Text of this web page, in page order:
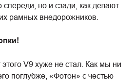
но и сзади, как делают
рамных внедорожников.
V9 хуже не стал. Как мы ни
поглубже, «Фотон» с честью